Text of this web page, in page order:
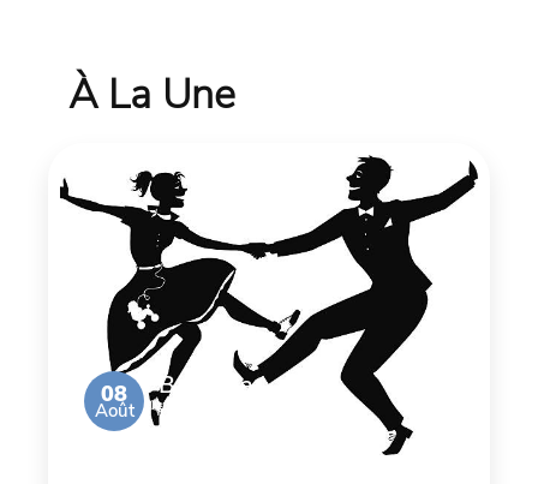
À La Une
08
Août
Bal de la
Brocante